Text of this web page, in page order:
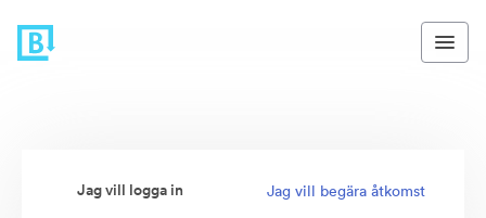
Jag vill logga in Jag vill begära åtkomst